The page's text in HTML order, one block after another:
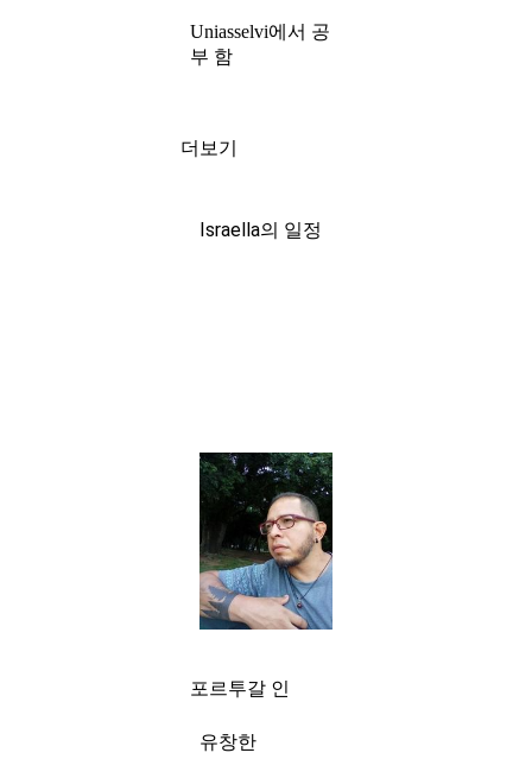
Uniasselvi에서 공
부 함
더보기
Israella의 일정
포르투갈 인
유창한